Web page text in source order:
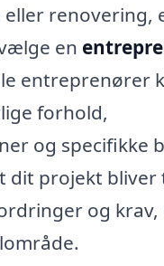
renovering,
en
entreprenører
forhold,
og specifikke
dit projekt bliver
og krav,